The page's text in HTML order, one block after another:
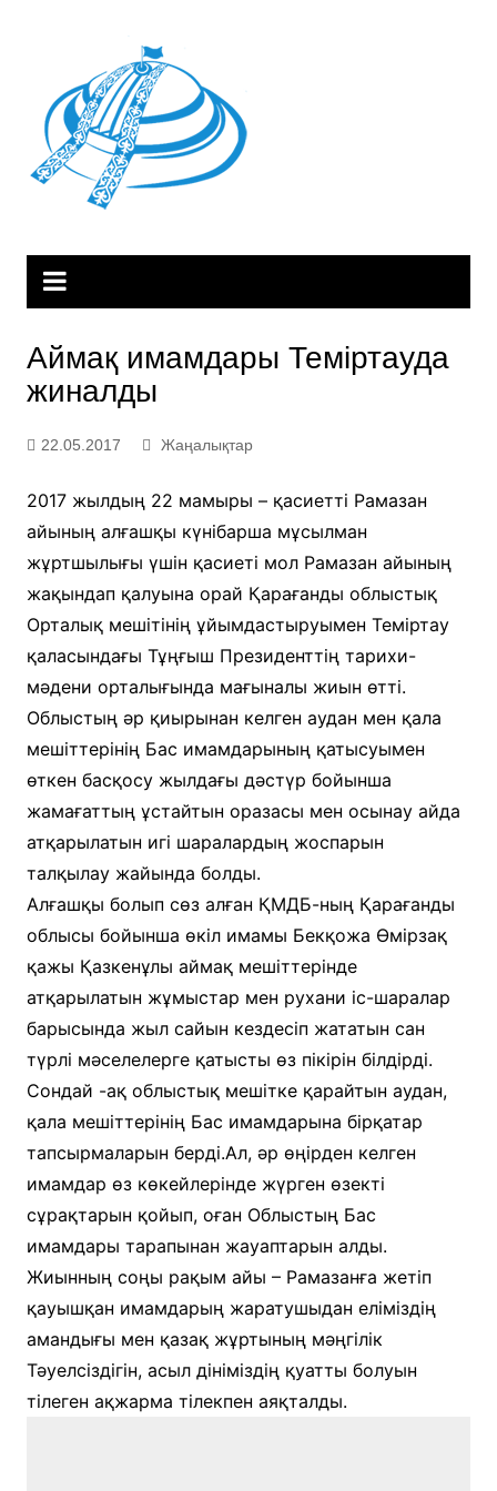
Аймақ имамдары Теміртауда
жиналды
22.05.2017 Жаңалықтар
2017 жылдың 22 мамыры – қасиетті Рамазан
айының алғашқы күнібарша мұсылман
жұртшылығы үшін қасиеті мол Рамазан айының
жақындап қалуына орай Қарағанды облыстық
Орталық мешітінің ұйымдастыруымен Теміртау
қаласындағы Тұңғыш Президенттің тарихи-
мәдени орталығында мағыналы жиын өтті.
Облыстың әр қиырынан келген аудан мен қала
мешіттерінің Бас имамдарының қатысуымен
өткен басқосу жылдағы дәстүр бойынша
жамағаттың ұстайтын оразасы мен осынау айда
атқарылатын игі шаралардың жоспарын
талқылау жайында болды.
Алғашқы болып сөз алған ҚМДБ-ның Қарағанды
облысы бойынша өкіл имамы Бекқожа Өмірзақ
қажы Қазкенұлы аймақ мешіттерінде
атқарылатын жұмыстар мен рухани іс-шаралар
барысында жыл сайын кездесіп жататын сан
түрлі мәселелерге қатысты өз пікірін білдірді.
Сондай -ақ облыстық мешітке қарайтын аудан,
қала мешіттерінің Бас имамдарына бірқатар
тапсырмаларын берді.Ал, әр өңірден келген
имамдар өз көкейлерінде жүрген өзекті
сұрақтарын қойып, оған Облыстың Бас
имамдары тарапынан жауаптарын алды.
Жиынның соңы рақым айы – Рамазанға жетіп
қауышқан имамдарың жаратушыдан еліміздің
амандығы мен қазақ жұртының мәңгілік
Тәуелсіздігін, асыл дініміздің қуатты болуын
тілеген ақжарма тілекпен аяқталды.